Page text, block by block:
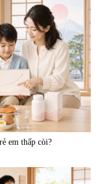
em thấp còi?